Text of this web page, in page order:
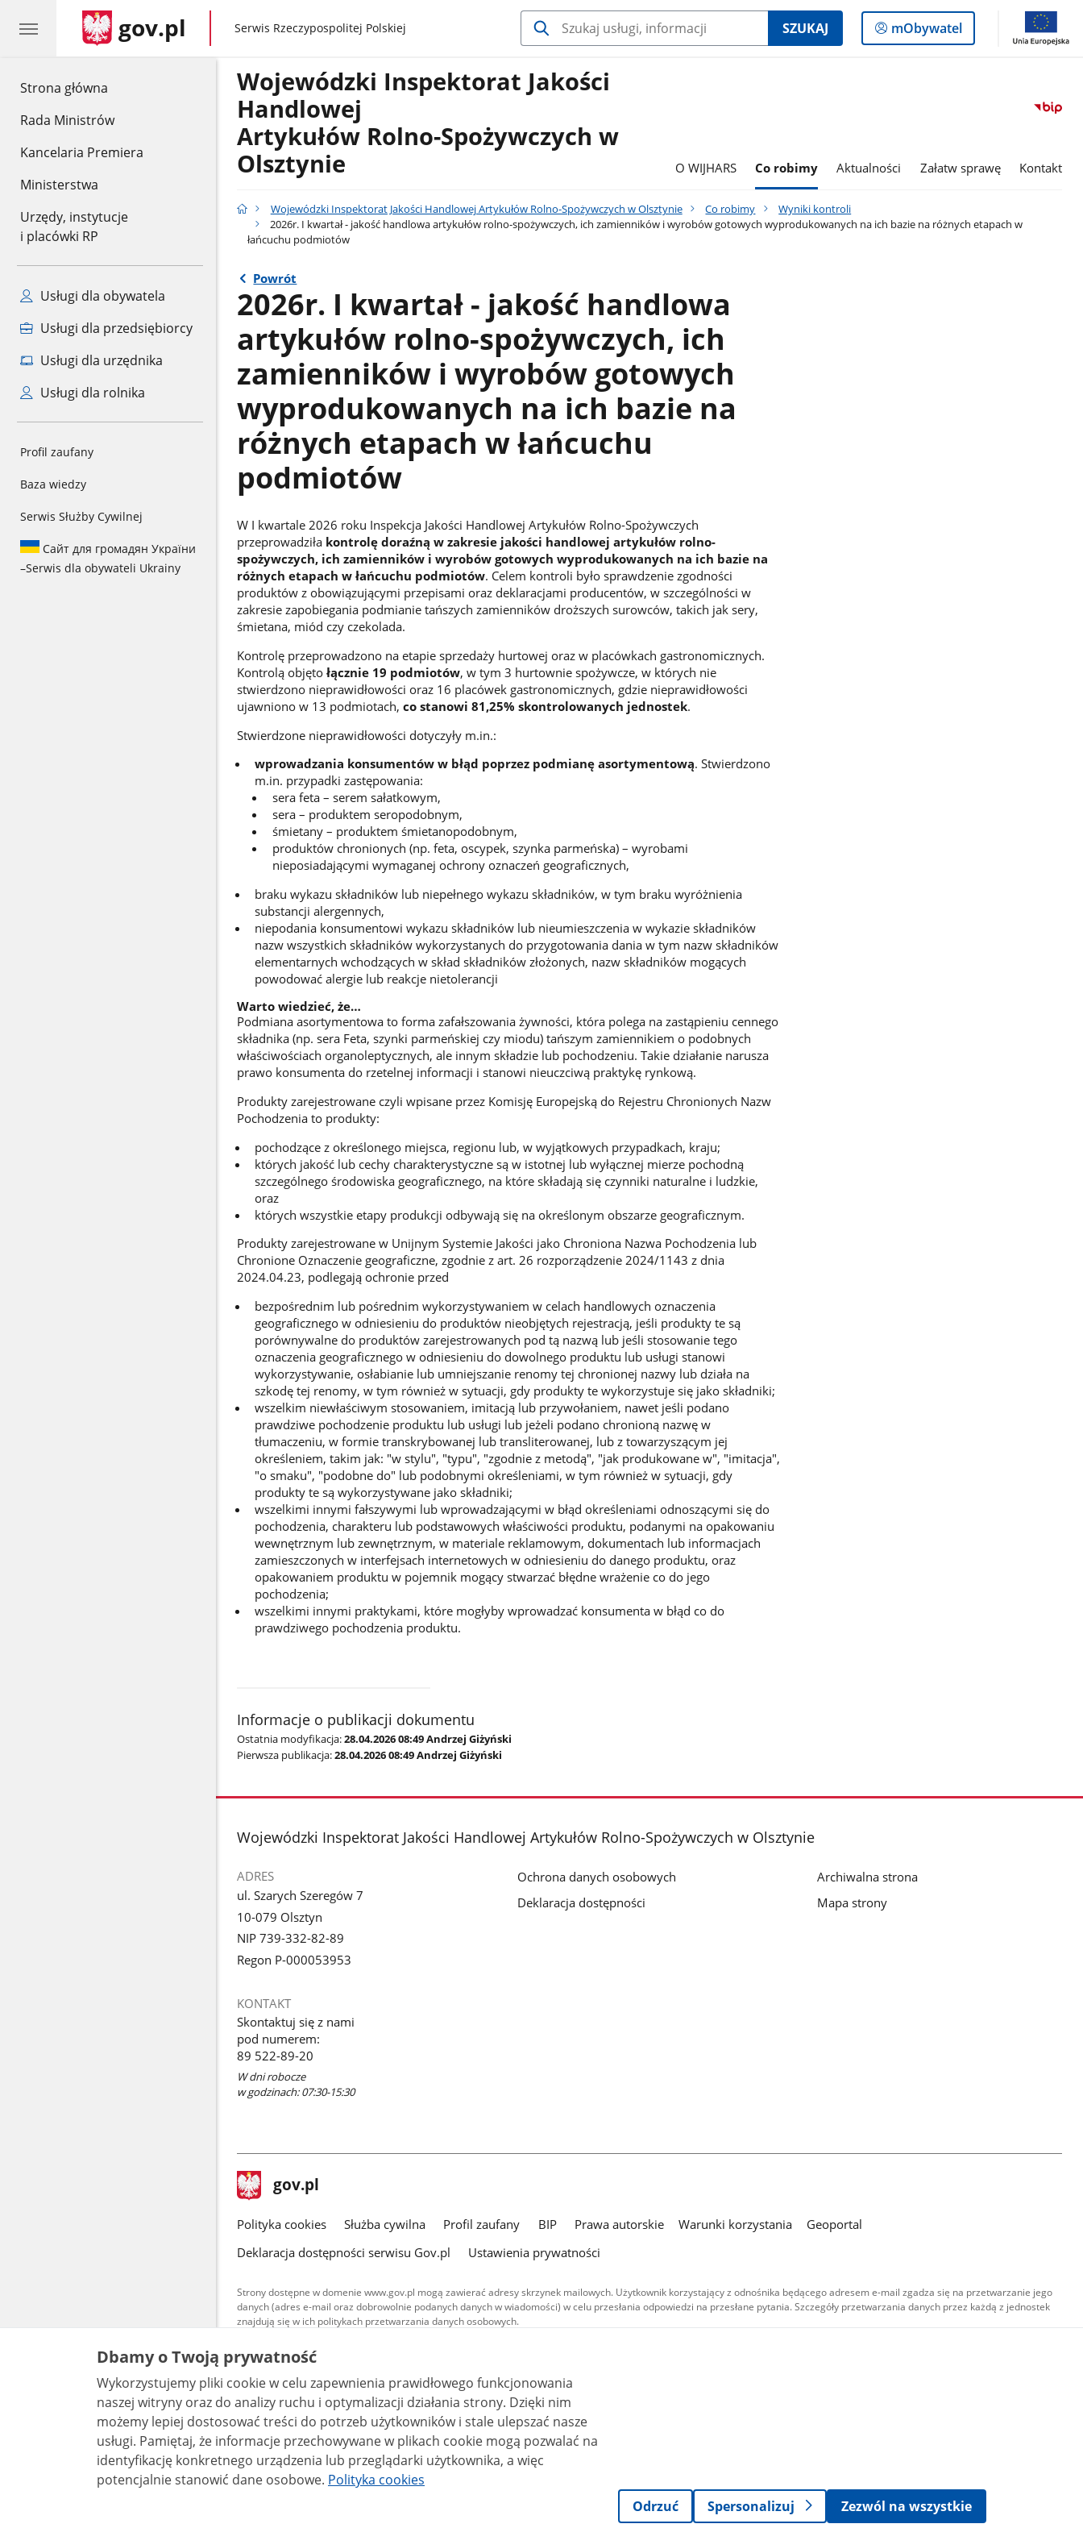
Strona główna
Rada Ministrów
Kancelaria Premiera
Ministerstwa
Urzędy, instytucje
i placówki RP
Usługi dla obywatela
Usługi dla przedsiębiorcy
Usługi dla urzędnika
Usługi dla rolnika
Profil zaufany
Baza wiedzy
Serwis Służby Cywilnej
Сайт для громадян України
–Serwis dla obywateli Ukrainy
gov.pl gov.pl
Serwis Rzeczypospolitej Polskiej SZUKAJ
Logowanie
do
mObywatel
Wojewódzki Inspektorat Jakości
Handlowej
Artykułów Rolno-Spożywczych w
Olsztynie
O WIJHARS Co robimy Aktualności Załatw sprawę Kontakt
Wojewódzki Inspektorat Jakości Handlowej Artykułów Rolno-Spożywczych w Olsztynie Co robimy
Wyniki kontroli
2026r. I kwartał - jakość handlowa artykułów rolno-spożywczych, ich zamienników i wyrobów gotowych wyprodukowanych na ich bazie na różnych etapach w
łańcuchu podmiotów
Powrót
2026r. I kwartał - jakość handlowa
artykułów rolno-spożywczych, ich
zamienników i wyrobów gotowych
wyprodukowanych na ich bazie na
różnych etapach w łańcuchu
podmiotów
W I kwartale 2026 roku Inspekcja Jakości Handlowej Artykułów Rolno-Spożywczych
przeprowadziła kontrolę doraźną w zakresie jakości handlowej artykułów rolno-
spożywczych, ich zamienników i wyrobów gotowych wyprodukowanych na ich bazie na
różnych etapach w łańcuchu podmiotów. Celem kontroli było sprawdzenie zgodności
produktów z obowiązującymi przepisami oraz deklaracjami producentów, w szczególności w
zakresie zapobiegania podmianie tańszych zamienników droższych surowców, takich jak sery,
śmietana, miód czy czekolada.
Kontrolę przeprowadzono na etapie sprzedaży hurtowej oraz w placówkach gastronomicznych.
Kontrolą objęto łącznie 19 podmiotów, w tym 3 hurtownie spożywcze, w których nie
stwierdzono nieprawidłowości oraz 16 placówek gastronomicznych, gdzie nieprawidłowości
ujawniono w 13 podmiotach, co stanowi 81,25% skontrolowanych jednostek.
Stwierdzone nieprawidłowości dotyczyły m.in.:
wprowadzania konsumentów w błąd poprzez podmianę asortymentową. Stwierdzono
m.in. przypadki zastępowania:
sera feta – serem sałatkowym,
sera – produktem seropodobnym,
śmietany – produktem śmietanopodobnym,
produktów chronionych (np. feta, oscypek, szynka parmeńska) – wyrobami
nieposiadającymi wymaganej ochrony oznaczeń geograficznych,
braku wykazu składników lub niepełnego wykazu składników, w tym braku wyróżnienia
substancji alergennych,
niepodania konsumentowi wykazu składników lub nieumieszczenia w wykazie składników
nazw wszystkich składników wykorzystanych do przygotowania dania w tym nazw składników
elementarnych wchodzących w skład składników złożonych, nazw składników mogących
powodować alergie lub reakcje nietolerancji
Warto wiedzieć, że…
Podmiana asortymentowa to forma zafałszowania żywności, która polega na zastąpieniu cennego
składnika (np. sera Feta, szynki parmeńskiej czy miodu) tańszym zamiennikiem o podobnych
właściwościach organoleptycznych, ale innym składzie lub pochodzeniu. Takie działanie narusza
prawo konsumenta do rzetelnej informacji i stanowi nieuczciwą praktykę rynkową.
Produkty zarejestrowane czyli wpisane przez Komisję Europejską do Rejestru Chronionych Nazw
Pochodzenia to produkty:
pochodzące z określonego miejsca, regionu lub, w wyjątkowych przypadkach, kraju;
których jakość lub cechy charakterystyczne są w istotnej lub wyłącznej mierze pochodną
szczególnego środowiska geograficznego, na które składają się czynniki naturalne i ludzkie,
oraz
których wszystkie etapy produkcji odbywają się na określonym obszarze geograficznym.
Produkty zarejestrowane w Unijnym Systemie Jakości jako Chroniona Nazwa Pochodzenia lub
Chronione Oznaczenie geograficzne, zgodnie z art. 26 rozporządzenie 2024/1143 z dnia
2024.04.23, podlegają ochronie przed
bezpośrednim lub pośrednim wykorzystywaniem w celach handlowych oznaczenia
geograficznego w odniesieniu do produktów nieobjętych rejestracją, jeśli produkty te są
porównywalne do produktów zarejestrowanych pod tą nazwą lub jeśli stosowanie tego
oznaczenia geograficznego w odniesieniu do dowolnego produktu lub usługi stanowi
wykorzystywanie, osłabianie lub umniejszanie renomy tej chronionej nazwy lub działa na
szkodę tej renomy, w tym również w sytuacji, gdy produkty te wykorzystuje się jako składniki;
wszelkim niewłaściwym stosowaniem, imitacją lub przywołaniem, nawet jeśli podano
prawdziwe pochodzenie produktu lub usługi lub jeżeli podano chronioną nazwę w
tłumaczeniu, w formie transkrybowanej lub transliterowanej, lub z towarzyszącym jej
określeniem, takim jak: "w stylu", "typu", "zgodnie z metodą", "jak produkowane w", "imitacja",
"o smaku", "podobne do" lub podobnymi określeniami, w tym również w sytuacji, gdy
produkty te są wykorzystywane jako składniki;
wszelkimi innymi fałszywymi lub wprowadzającymi w błąd określeniami odnoszącymi się do
pochodzenia, charakteru lub podstawowych właściwości produktu, podanymi na opakowaniu
wewnętrznym lub zewnętrznym, w materiale reklamowym, dokumentach lub informacjach
zamieszczonych w interfejsach internetowych w odniesieniu do danego produktu, oraz
opakowaniem produktu w pojemnik mogący stwarzać błędne wrażenie co do jego
pochodzenia;
wszelkimi innymi praktykami, które mogłyby wprowadzać konsumenta w błąd co do
prawdziwego pochodzenia produktu.
Informacje o publikacji dokumentu
Ostatnia modyfikacja:28.04.2026 08:49 Andrzej Giżyński
Pierwsza publikacja:28.04.2026 08:49 Andrzej Giżyński
stopka
Wojewódzki Inspektorat Jakości Handlowej Artykułów Rolno-Spożywczych w Olsztynie
ADRES
ul. Szarych Szeregów 7
10-079 Olsztyn
NIP 739-332-82-89
Regon P-000053953
KONTAKT
Skontaktuj się z nami
pod numerem:
89 522-89-20
W dni robocze
w godzinach: 07:30-15:30
Ochrona danych osobowych
Deklaracja dostępności
Archiwalna strona
Mapa strony
stopka
gov.pl Strona
gov.pl
gov.pl
Polityka cookies Służba cywilna Profil zaufany BIP Prawa autorskie Warunki korzystania
Geoportal
Deklaracja dostępności serwisu Gov.pl
Ustawienia prywatności
Strony dostępne w domenie www.gov.pl mogą zawierać adresy skrzynek mailowych. Użytkownik korzystający z odnośnika będącego adresem e-mail zgadza się na przetwarzanie jego
danych (adres e-mail oraz dobrowolnie podanych danych w wiadomości) w celu przesłania odpowiedzi na przesłane pytania. Szczegóły przetwarzania danych przez każdą z jednostek
znajdują się w ich politykach przetwarzania danych osobowych.
Treści tekstowe publikowane w serwisie (z wyłączeniem treści audiowizualnych), są
udostępniane na licencji typu Creative Commons: uznanie autorstwa - na tych samych
warunkach 4.0 (CC BY-SA 4.0). Materiały audiowizualne, w tym zdjęcia, materiały audio i wideo,
są udostępniane na licencji typu Creative Commons: uznanie autorstwa użycie niekomercyjne -
bez utworów zależnych 4.0 (CC BY-NC-ND 4.0), o ile nie jest to stwierdzone inaczej.
Dbamy o Twoją prywatność
Wykorzystujemy pliki cookie w celu zapewnienia prawidłowego funkcjonowania
naszej witryny oraz do analizy ruchu i optymalizacji działania strony. Dzięki nim
możemy lepiej dostosować treści do potrzeb użytkowników i stale ulepszać nasze
usługi. Pamiętaj, że informacje przechowywane w plikach cookie mogą pozwalać na
identyfikację konkretnego urządzenia lub przeglądarki użytkownika, a więc
potencjalnie stanowić dane osobowe. Polityka cookies
Odrzuć
Spersonalizuj Zezwól na wszystkie